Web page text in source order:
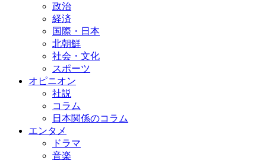
政治
経済
国際・日本
北朝鮮
社会・文化
スポーツ
オピニオン
社説
コラム
日本関係のコラム
エンタメ
ドラマ
音楽